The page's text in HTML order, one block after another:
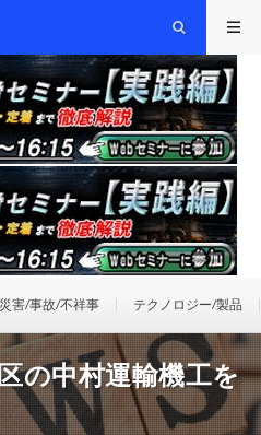
災害/事故/不祥事 テクノロジー/製品
の中村運輸機工を